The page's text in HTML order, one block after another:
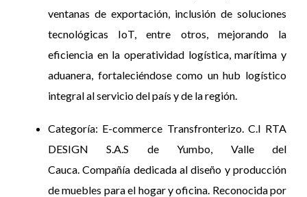
ventanas de exportación, inclusión de soluciones
tecnológicas IoT, entre otros, mejorando la
eficiencia en la operatividad logística, marítima y
aduanera, fortaleciéndose como un hub logístico
integral al servicio del país y de la región.
Categoría: E-commerce Transfronterizo. C.I RTA
DESIGN S.A.S de Yumbo, Valle del
Cauca. Compañía dedicada al diseño y producción
de muebles para el hogar y oficina. Reconocida por